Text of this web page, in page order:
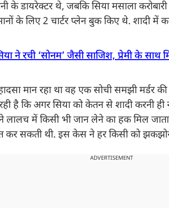
के डायरेक्टर थे, जबकि सिया मसाला
के लिए 2 चार्टर प्लेन बुक किए थे. शादी में
ने रची ‘सोनम’ जैसी साजिश, प्रेमी के साथ
मान रहा था वह एक सोची समझी मर्डर
है कि अगर सिया को केतन से शादी करनी ही
लालच में किसी भी जान लेने का हक मिल
कर सकती थी. इस केस ने हर किसी को
ADVERTISEMENT